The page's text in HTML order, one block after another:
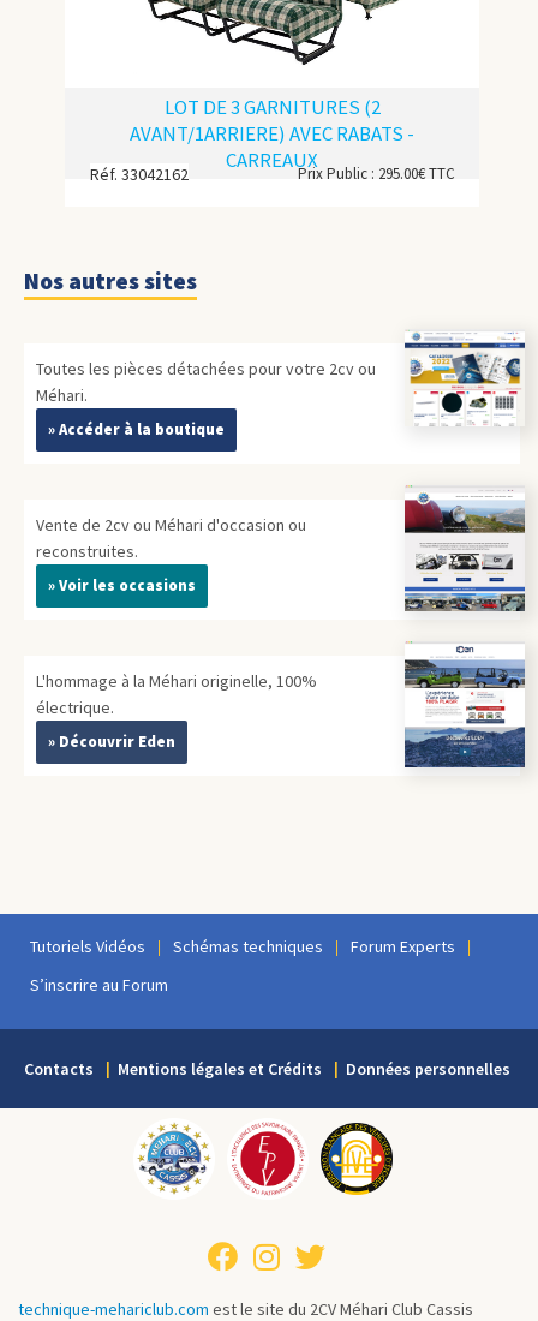
LOT DE 3 GARNITURES (2
AVANT/1ARRIERE) AVEC RABATS -
CARREAUX
Réf. 33042162 Prix Public : 295.00€ TTC
Nos autres sites
Toutes les pièces détachées pour votre 2cv ou
Méhari.
» Accéder à la boutique
Vente de 2cv ou Méhari d'occasion ou
reconstruites.
» Voir les occasions
L'hommage à la Méhari originelle, 100%
électrique.
» Découvrir Eden
Tutoriels Vidéos Schémas techniques
Forum Experts
S’inscrire au Forum
Contacts Mentions légales et Crédits Données personnelles
technique-mehariclub.com est le site du 2CV Méhari Club Cassis